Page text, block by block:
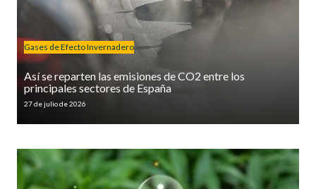
Gases de Efecto Invernadero
Así se reparten las emisiones de CO2 entre los
principales sectores de España
27 de julio de 2026